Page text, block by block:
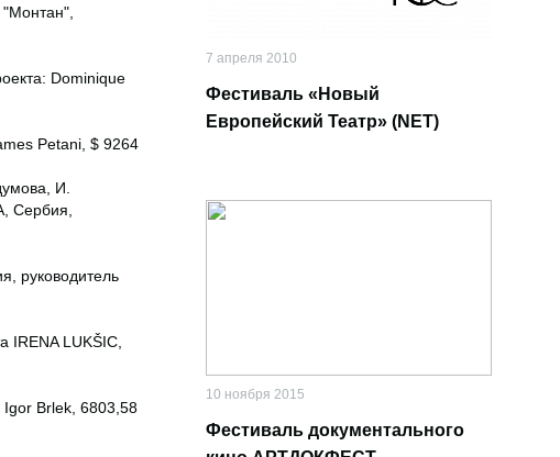
Dominique
Petani, $ 9264
И.
Сербия,
руководитель
IRENA LUKŠIC,
Igor Brlek, 6803,58
7 апреля 2010
Фестиваль «Новый
Европейский Театр» (NET)
10 ноября 2015
Фестиваль документального